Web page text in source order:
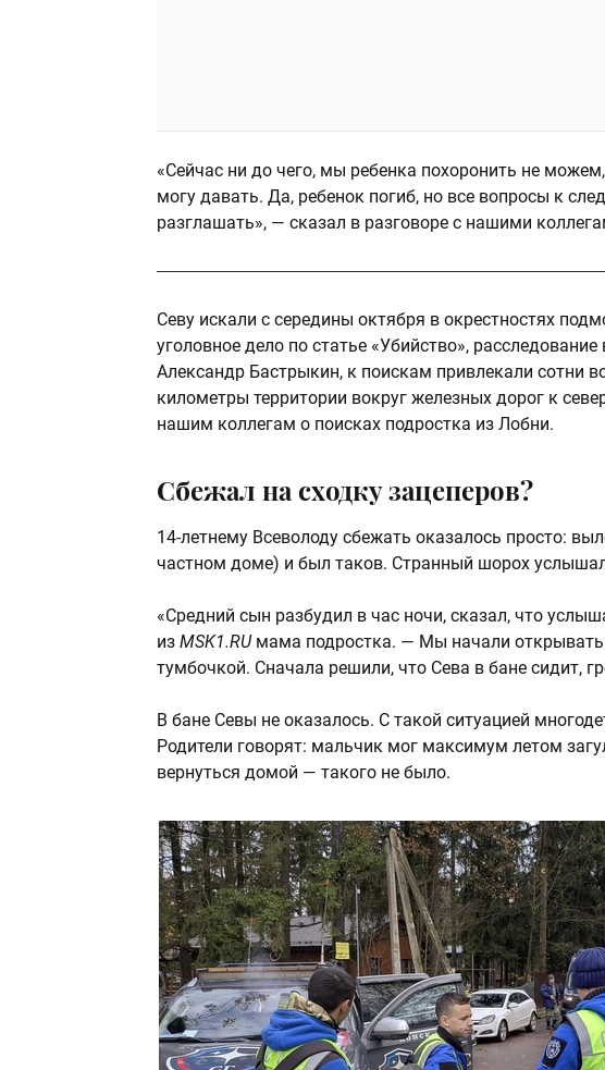
«Сейчас ни до чего, мы ребенка похоронить не
могу давать. Да, ребенок погиб, но все вопросы к
разглашать», — сказал в разговоре с нашими
Севу искали с середины октября в окрестностях
уголовное дело по статье «Убийство»,
Александр Бастрыкин, к поискам привлекали сотни
километры территории вокруг железных дорог к
нашим коллегам о поисках подростка из Лобни.
Сбежал на сходку зацеперов?
14-летнему Всеволоду сбежать оказалось просто:
частном доме) и был таков. Странный шорох услышал
«Средний сын разбудил в час ночи, сказал, что
из MSK1.RUмама подростка. — Мы начали открывать
тумбочкой. Сначала решили, что Сева в бане сидит,
В бане Севы не оказалось. С такой ситуацией
Родители говорят: мальчик мог максимум летом
вернуться домой — такого не было.